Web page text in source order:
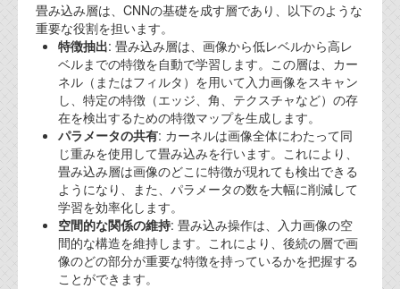
畳み込み層は、CNNの基礎を成す層であり、以下のような
重要な役割を担います。
特徴抽出: 畳み込み層は、画像から低レベルから高レ
ベルまでの特徴を自動で学習します。この層は、カー
ネル（またはフィルタ）を用いて入力画像をスキャン
し、特定の特徴（エッジ、角、テクスチャなど）の存
在を検出するための特徴マップを生成します。
パラメータの共有: カーネルは画像全体にわたって同
じ重みを使用して畳み込みを行います。これにより、
畳み込み層は画像のどこに特徴が現れても検出できる
ようになり、また、パラメータの数を大幅に削減して
学習を効率化します。
空間的な関係の維持: 畳み込み操作は、入力画像の空
間的な構造を維持します。これにより、後続の層で画
像のどの部分が重要な特徴を持っているかを把握する
ことができます。